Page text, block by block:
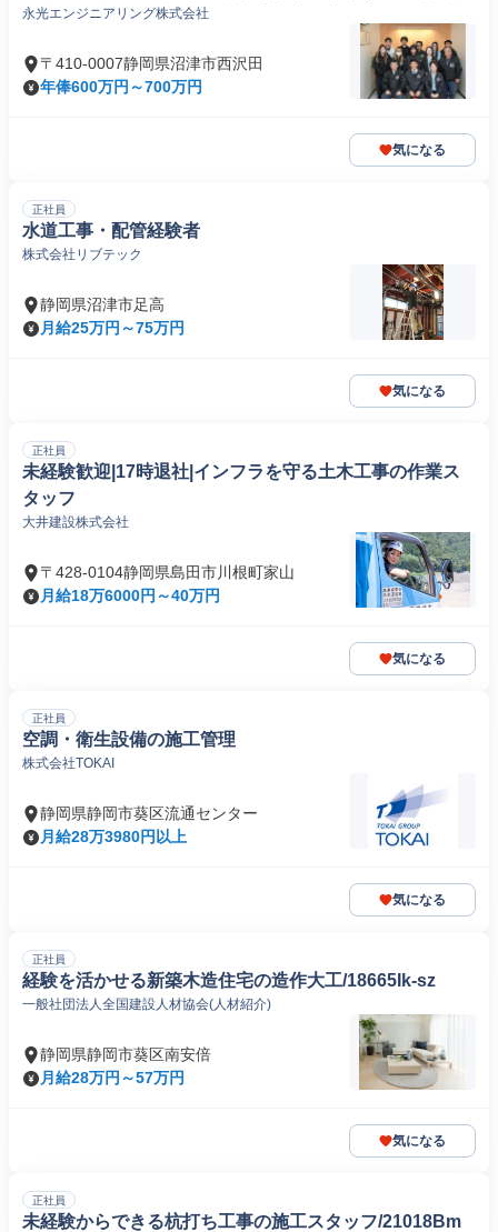
永光エンジニアリング株式会社
〒410-0007静岡県沼津市西沢田
年俸600万円～700万円
気になる
正社員
水道工事・配管経験者
株式会社リブテック
静岡県沼津市足高
月給25万円～75万円
気になる
正社員
未経験歓迎|17時退社|インフラを守る土木工事の作業ス
タッフ
大井建設株式会社
〒428-0104静岡県島田市川根町家山
月給18万6000円～40万円
気になる
正社員
空調・衛生設備の施工管理
株式会社TOKAI
静岡県静岡市葵区流通センター
月給28万3980円以上
気になる
正社員
経験を活かせる新築木造住宅の造作大工/18665Ik-sz
一般社団法人全国建設人材協会(人材紹介)
静岡県静岡市葵区南安倍
月給28万円～57万円
気になる
正社員
未経験からできる杭打ち工事の施工スタッフ/21018Bm